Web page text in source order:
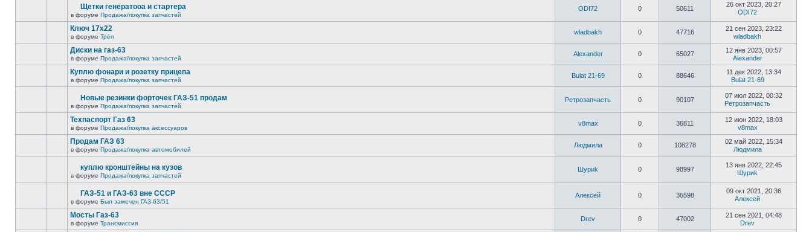
Щетки генератооа и стартера
в форуме Продажа/покупка запчастей
ODI72 0 50611
26 окт 2023, 20:27
ODI72
Ключ 17х22
в форуме Трёп
wladbakh 0 47716
21 сен 2023, 23:22
wladbakh
Диски на газ-63
в форуме Продажа/покупка запчастей
Alexander 0 65027
12 янв 2023, 00:57
Alexander
Куплю фонари и розетку прицепа
в форуме Продажа/покупка запчастей
Bulat 21-69 0 88646
11 дек 2022, 13:34
Bulat 21-69
Новые резинки форточек ГАЗ-51 продам
в форуме Продажа/покупка запчастей
Ретрозапчасть 0 90107
07 июл 2022, 00:32
Ретрозапчасть
Техпаспорт Газ 63
в форуме Продажа/покупка аксессуаров
v8max 0 36811
12 июн 2022, 18:03
v8max
Продам ГАЗ 63
в форуме Продажа/покупка автомобилей
Людмила 0 108278
02 май 2022, 15:34
Людмила
куплю кронштейны на кузов
в форуме Продажа/покупка запчастей
Шyриk 0 98997
13 янв 2022, 22:45
Шyриk
ГАЗ-51 и ГАЗ-63 вне СССР
в форуме Был замечен ГАЗ-63/51
Алексей 0 36598
09 окт 2021, 20:36
Алексей
Мосты Газ-63
в форуме Трансмиссия
Drev 0 47002
21 сен 2021, 04:48
Drev